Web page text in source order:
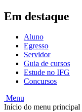
Em destaque
Aluno
Egresso
Servidor
Guia de cursos
Estude no IFG
Concursos
Menu
Início do menu principal